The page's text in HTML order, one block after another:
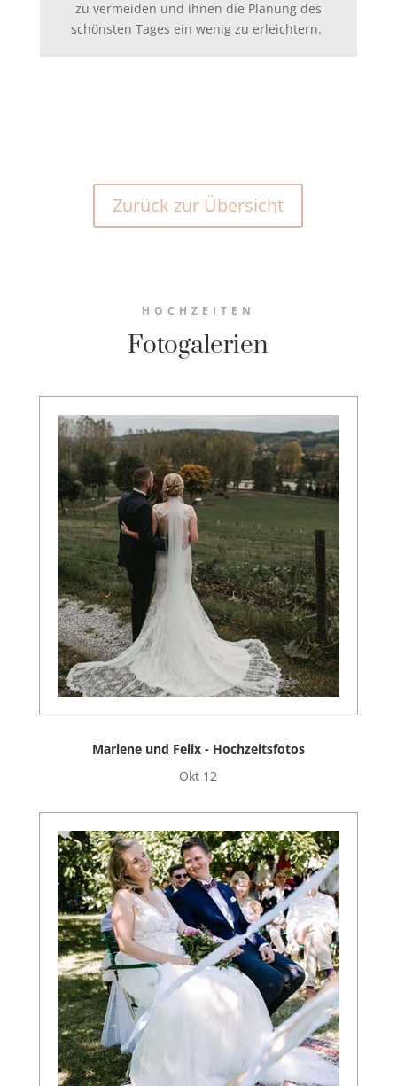
zu vermeiden und ihnen die Planung des
schönsten Tages ein wenig zu erleichtern.
Zurück zur Übersicht
HOCHZEITEN
Fotogalerien
Marlene und Felix - Hochzeitsfotos
Okt 12